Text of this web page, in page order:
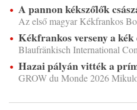
A pannon kékszőlők
Az első magyar Kékfrankos
Kékfrankos verseny a
Blaufränkisch International
Hazai pályán vitték a
GROW du Monde 2026